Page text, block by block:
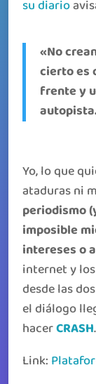
su diario
«No
cierto es
frente y
Yo, lo que
ataduras ni
periodismo
imposible
intereses o
internet y
desde las
el diálogo
hacerCRASH.
Link: